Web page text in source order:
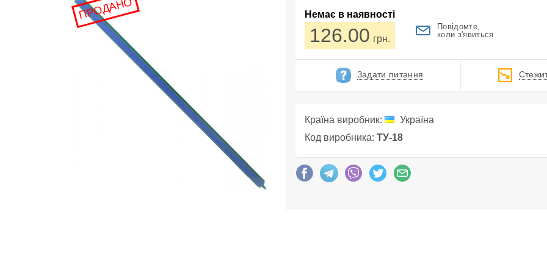
ПРОДАНО Немає в наявності
126.00 грн.
Повідомте,
коли з'явиться
Задати питання
Країна виробник:
Україна
Код виробника: ТУ-18